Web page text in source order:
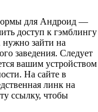
для Андроид —
доступ к гэмблингу
нужно зайти на
заведения. Следует
вашим устройством
На сайте в
линк на
ссылку, чтобы